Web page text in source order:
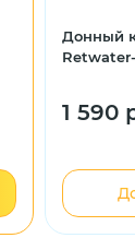
Донный
1 590